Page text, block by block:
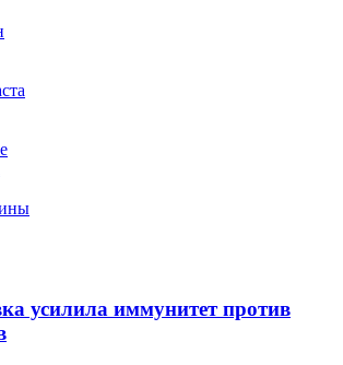
усилила иммунитет против